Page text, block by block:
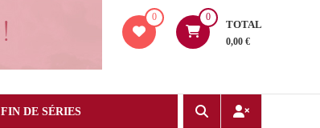
0 0
TOTAL
0,00 €
FIN DE SÉRIES